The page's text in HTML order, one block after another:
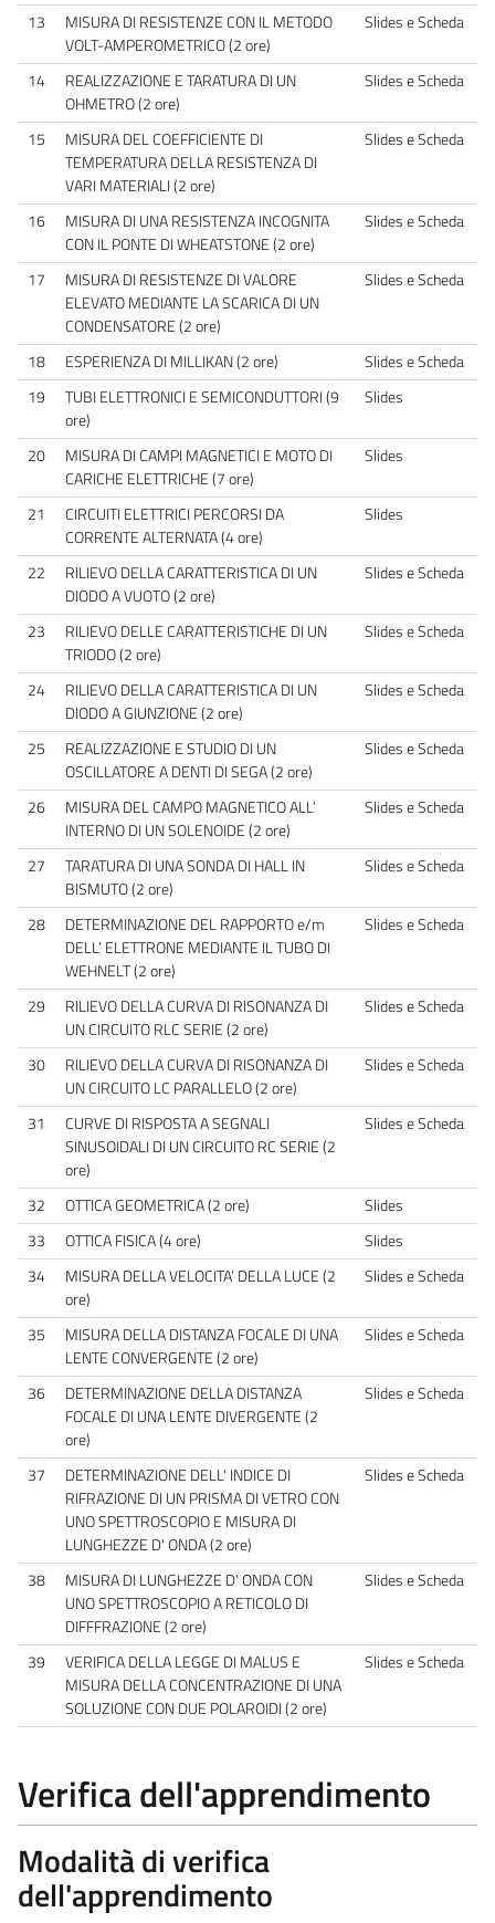
13
MISURA DI RESISTENZE CON IL METODO
VOLT-AMPEROMETRICO (2 ore)
Slides e Scheda
14
REALIZZAZIONE E TARATURA DI UN
OHMETRO (2 ore)
Slides e Scheda
15
MISURA DEL COEFFICIENTE DI
TEMPERATURA DELLA RESISTENZA DI
VARI MATERIALI (2 ore)
Slides e Scheda
16
MISURA DI UNA RESISTENZA INCOGNITA
CON IL PONTE DI WHEATSTONE (2 ore)
Slides e Scheda
17
MISURA DI RESISTENZE DI VALORE
ELEVATO MEDIANTE LA SCARICA DI UN
CONDENSATORE (2 ore)
Slides e Scheda
18 ESPERIENZA DI MILLIKAN (2 ore)
Slides e Scheda
19
TUBI ELETTRONICI E SEMICONDUTTORI (9
ore)
Slides
20
MISURA DI CAMPI MAGNETICI E MOTO DI
CARICHE ELETTRICHE (7 ore)
Slides
21
CIRCUITI ELETTRICI PERCORSI DA
CORRENTE ALTERNATA (4 ore)
Slides
22
RILIEVO DELLA CARATTERISTICA DI UN
DIODO A VUOTO (2 ore)
Slides e Scheda
23
RILIEVO DELLE CARATTERISTICHE DI UN
TRIODO (2 ore)
Slides e Scheda
24
RILIEVO DELLA CARATTERISTICA DI UN
DIODO A GIUNZIONE (2 ore)
Slides e Scheda
25
REALIZZAZIONE E STUDIO DI UN
OSCILLATORE A DENTI DI SEGA (2 ore)
Slides e Scheda
26
MISURA DEL CAMPO MAGNETICO ALL’
INTERNO DI UN SOLENOIDE (2 ore)
Slides e Scheda
27
TARATURA DI UNA SONDA DI HALL IN
BISMUTO (2 ore)
Slides e Scheda
28
DETERMINAZIONE DEL RAPPORTO e/m
DELL’ ELETTRONE MEDIANTE IL TUBO DI
WEHNELT (2 ore)
Slides e Scheda
29
RILIEVO DELLA CURVA DI RISONANZA DI
UN CIRCUITO RLC SERIE (2 ore)
Slides e Scheda
30
RILIEVO DELLA CURVA DI RISONANZA DI
UN CIRCUITO LC PARALLELO (2 ore)
Slides e Scheda
31
CURVE DI RISPOSTA A SEGNALI
SINUSOIDALI DI UN CIRCUITO RC SERIE (2
ore)
Slides e Scheda
32 OTTICA GEOMETRICA (2 ore)
Slides
33
OTTICA FISICA (4 ore)
Slides
34
MISURA DELLA VELOCITA’ DELLA LUCE (2
ore)
Slides e Scheda
35
MISURA DELLA DISTANZA FOCALE DI UNA
LENTE CONVERGENTE (2 ore)
Slides e Scheda
36
DETERMINAZIONE DELLA DISTANZA
FOCALE DI UNA LENTE DIVERGENTE (2
ore)
Slides e Scheda
37
DETERMINAZIONE DELL' INDICE DI
RIFRAZIONE DI UN PRISMA DI VETRO CON
UNO SPETTROSCOPIO E MISURA DI
LUNGHEZZE D' ONDA (2 ore)
Slides e Scheda
38
MISURA DI LUNGHEZZE D' ONDA CON
UNO SPETTROSCOPIO A RETICOLO DI
DIFFFRAZIONE (2 ore)
Slides e Scheda
39
VERIFICA DELLA LEGGE DI MALUS E
MISURA DELLA CONCENTRAZIONE DI UNA
SOLUZIONE CON DUE POLAROIDI (2 ore)
Slides e Scheda
Verifica dell'apprendimento
Modalità di verifica
dell'apprendimento